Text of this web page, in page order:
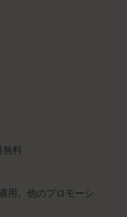
無料
用。他のプロモーシ